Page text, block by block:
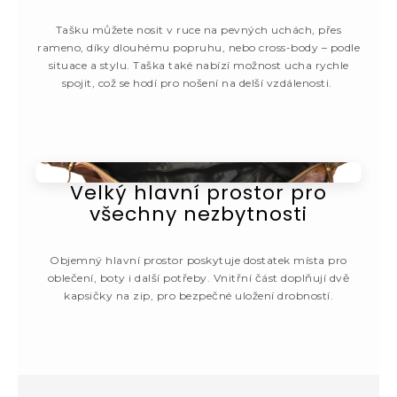
Tašku můžete nosit v ruce na pevných uchách, přes
rameno, díky dlouhému popruhu, nebo cross-body – podle
situace a stylu. Taška také nabízí možnost ucha rychle
spojit, což se hodí pro nošení na delší vzdálenosti.
Velký hlavní prostor pro
všechny nezbytnosti
Objemný hlavní prostor poskytuje dostatek místa pro
oblečení, boty i další potřeby. Vnitřní část doplňují dvě
kapsičky na zip, pro bezpečné uložení drobností.